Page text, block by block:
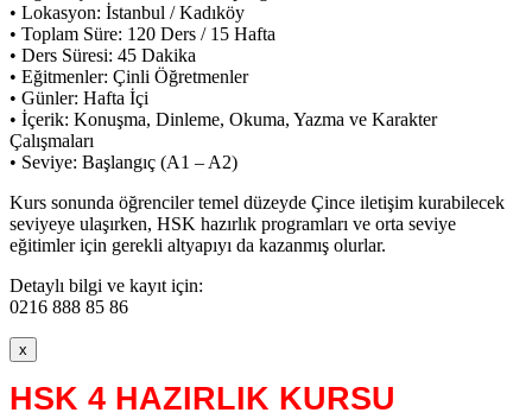
• Lokasyon: İstanbul / Kadıköy
• Toplam Süre: 120 Ders / 15 Hafta
• Ders Süresi: 45 Dakika
• Eğitmenler: Çinli Öğretmenler
• Günler: Hafta İçi
• İçerik: Konuşma, Dinleme, Okuma, Yazma ve Karakter
Çalışmaları
• Seviye: Başlangıç (A1 – A2)
Kurs sonunda öğrenciler temel düzeyde Çince iletişim kurabilecek
seviyeye ulaşırken, HSK hazırlık programları ve orta seviye
eğitimler için gerekli altyapıyı da kazanmış olurlar.
Detaylı bilgi ve kayıt için:
0216 888 85 86
x
HSK 4 HAZIRLIK KURSU